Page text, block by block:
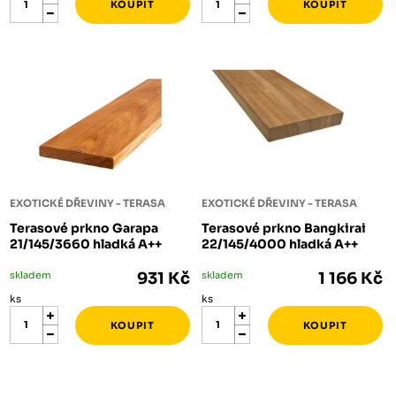
EXOTICKÉ DŘEVINY - TERASA
Terasové prkno Garapa
21/145/3660 hladká A++
skladem 931 Kč
ks
EXOTICKÉ DŘEVINY - TERASA
Terasové prkno Bangkirai
22/145/4000 hladká A++
skladem 1 166 Kč
ks